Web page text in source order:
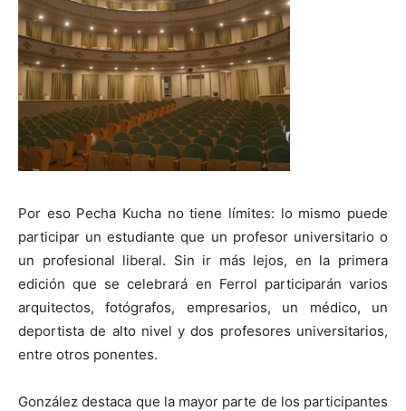
Por eso Pecha Kucha no tiene límites: lo mismo puede
participar un estudiante que un profesor universitario o
un profesional liberal. Sin ir más lejos, en la primera
edición que se celebrará en Ferrol participarán varios
arquitectos, fotógrafos, empresarios, un médico, un
deportista de alto nivel y dos profesores universitarios,
entre otros ponentes.
González destaca que la mayor parte de los participantes